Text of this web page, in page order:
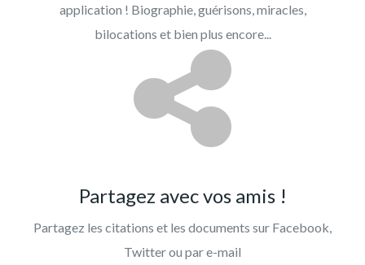
application ! Biographie, guérisons, miracles,
bilocations et bien plus encore...
Partagez avec vos amis !
Partagez les citations et les documents sur Facebook,
Twitter ou par e-mail